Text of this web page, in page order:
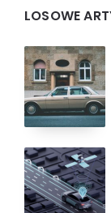
Widgets
LOSOWE